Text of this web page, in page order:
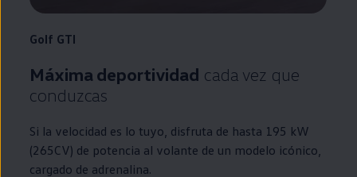
Golf GTI
Máxima deportividad cada vez que
conduzcas
Si la velocidad es lo tuyo, disfruta de hasta 195 kW
(265CV) de potencia al volante de un modelo icónico,
cargado de adrenalina.